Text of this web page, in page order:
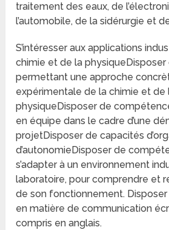
traitement des eaux, de
l’automobile, de la sidérurgie et
S’intéresser aux applications
chimie et de la
permettant une approche
expérimentale de la chimie et de
physiqueDisposer de
en équipe dans le cadre d’une
projetDisposer de capacités
d’autonomieDisposer de
s’adapter à un environnement
laboratoire, pour comprendre et
de son fonctionnement.
en matière de communication
compris en anglais.